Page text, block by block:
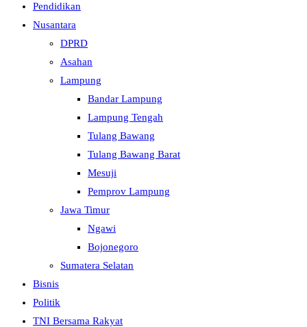
Pendidikan
Nusantara
DPRD
Asahan
Lampung
Bandar Lampung
Lampung Tengah
Tulang Bawang
Tulang Bawang Barat
Mesuji
Pemprov Lampung
Jawa Timur
Ngawi
Bojonegoro
Sumatera Selatan
Bisnis
Politik
TNI Bersama Rakyat